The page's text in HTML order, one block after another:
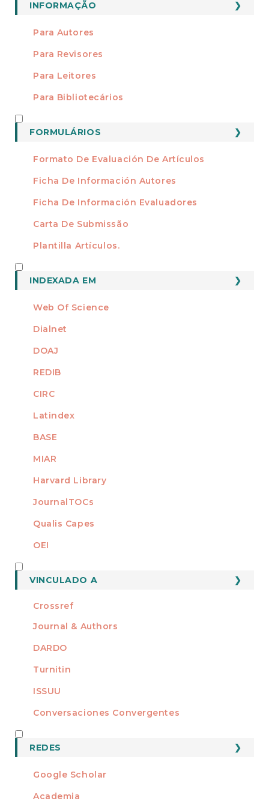
INFORMAÇÃO
Para Autores
Para Revisores
Para Leitores
Para Bibliotecários
FORMULÁRIOS
Formato De Evaluación De Artículos
Ficha De Información Autores
Ficha De Información Evaluadores
Carta De Submissão
Plantilla Artículos.
INDEXADA EM
Web Of Science
Dialnet
DOAJ
REDIB
CIRC
Latindex
BASE
MIAR
Harvard Library
JournalTOCs
Qualis Capes
OEI
VINCULADO A
Crossref
Journal & Authors
DARDO
Turnitin
ISSUU
Conversaciones Convergentes
REDES
Google Scholar
Academia